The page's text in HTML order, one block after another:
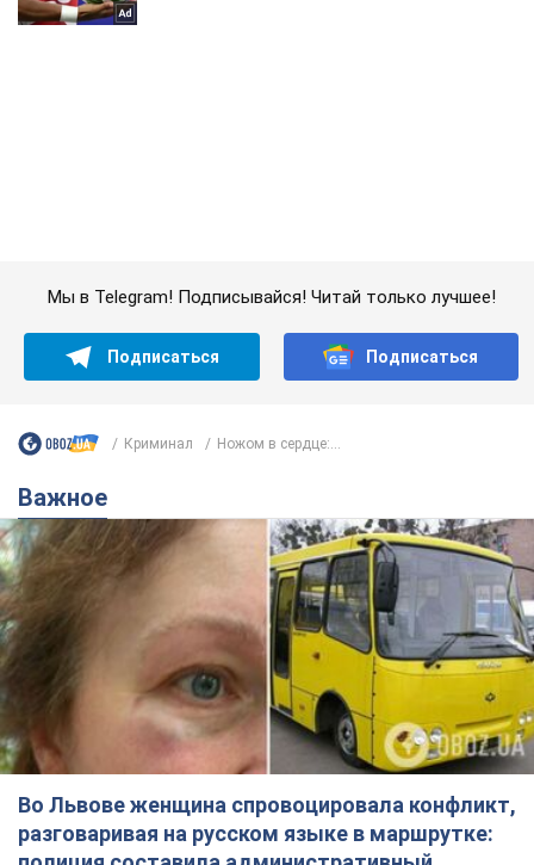
Во Львове женщина спровоцировала конфликт,
разговаривая на русском языке в маршрутке:
полиция составила административный
протокол. Видео
На место происшествия прибыли патрульные полицейские и
следственно-оперативная группа
9,3 т.
"Воюют, потому что глупы": в
Черновцах водитель автобуса
проявил неуважение к украинским